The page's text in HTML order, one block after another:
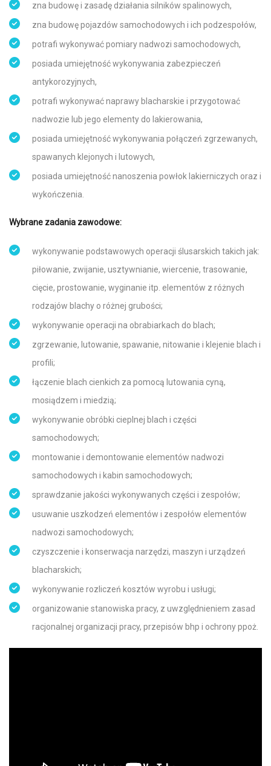
zna budowę i zasadę działania silników spalinowych,
zna budowę pojazdów samochodowych i ich podzespołów,
potrafi wykonywać pomiary nadwozi samochodowych,
posiada umiejętność wykonywania zabezpieczeń
antykorozyjnych,
potrafi wykonywać naprawy blacharskie i przygotować
nadwozie lub jego elementy do lakierowania,
posiada umiejętność wykonywania połączeń zgrzewanych,
spawanych klejonych i lutowych,
posiada umiejętność nanoszenia powłok lakierniczych oraz i
wykończenia.
Wybrane zadania zawodowe:
wykonywanie podstawowych operacji ślusarskich takich jak:
piłowanie, zwijanie, usztywnianie, wiercenie, trasowanie,
cięcie, prostowanie, wyginanie itp. elementów z różnych
rodzajów blachy o różnej grubości;
wykonywanie operacji na obrabiarkach do blach;
zgrzewanie, lutowanie, spawanie, nitowanie i klejenie blach i
profili;
łączenie blach cienkich za pomocą lutowania cyną,
mosiądzem i miedzią;
wykonywanie obróbki cieplnej blach i części
samochodowych;
montowanie i demontowanie elementów nadwozi
samochodowych i kabin samochodowych;
sprawdzanie jakości wykonywanych części i zespołów;
usuwanie uszkodzeń elementów i zespołów elementów
nadwozi samochodowych;
czyszczenie i konserwacja narzędzi, maszyn i urządzeń
blacharskich;
wykonywanie rozliczeń kosztów wyrobu i usługi;
organizowanie stanowiska pracy, z uwzględnieniem zasad
racjonalnej organizacji pracy, przepisów bhp i ochrony ppoż.